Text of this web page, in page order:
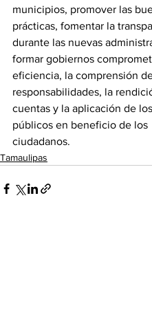
municipios, promover las
prácticas, fomentar la
durante las nuevas
formar gobiernos
eficiencia, la comprensión
responsabilidades, la
cuentas y la aplicación de
públicos en beneficio de los
ciudadanos.
Tamaulipas